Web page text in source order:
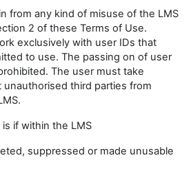
from any kind of misuse of the LMS
2 of these Terms of Use.
exclusively with user IDs that
to use. The passing on of user
The user must take
third parties from
if within the LMS
suppressed or made unusable